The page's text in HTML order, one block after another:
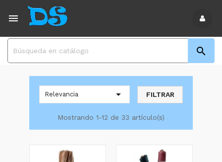


Relevancia  FILTRAR
Mostrando 1-12 de 33 artículo(s)